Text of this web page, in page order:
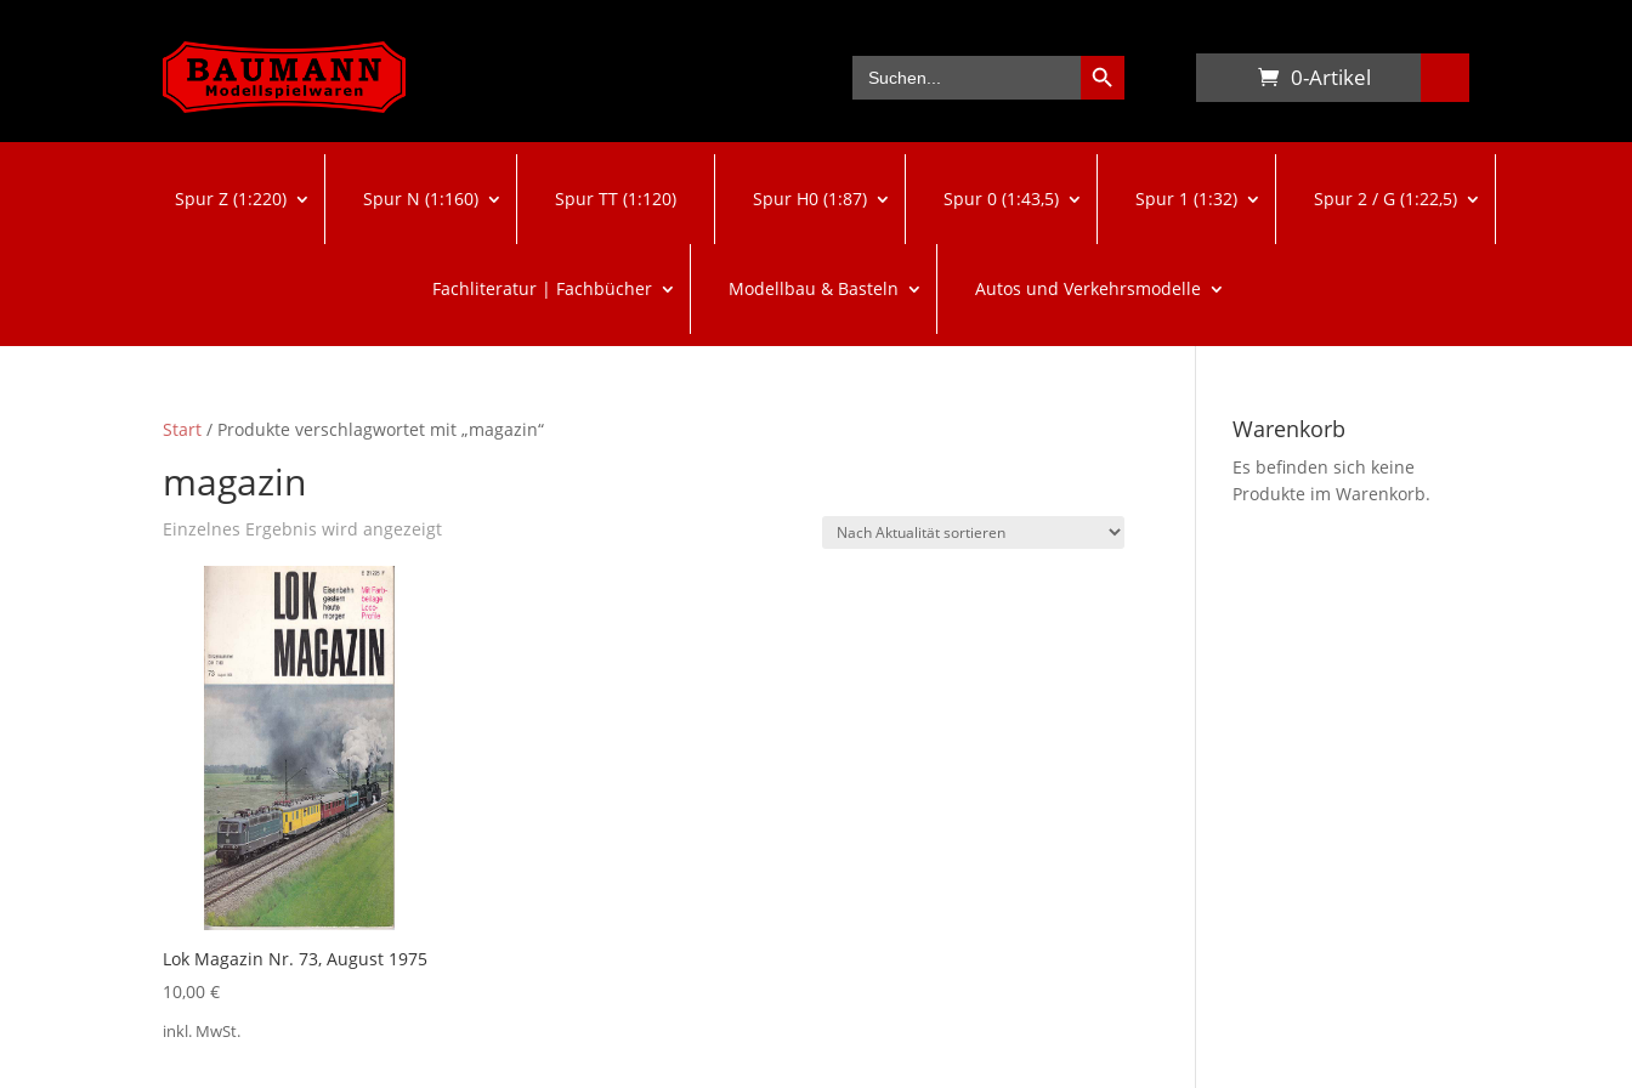
Search
for:
Search Button
0-Artikel
Spur Z (1:220) Spur N (1:160) Spur TT (1:120) Spur H0 (1:87) Spur 0 (1:43,5) Spur 1 (1:32) Spur 2 / G (1:22,5)
Fachliteratur | Fachbücher Modellbau & Basteln Autos und Verkehrsmodelle
Start / Produkte verschlagwortet mit „magazin“
magazin
Einzelnes Ergebnis wird angezeigt
Lok Magazin Nr. 73, August 1975
10,00€
inkl. MwSt.
Warenkorb
Es befinden sich keine
Produkte im Warenkorb.